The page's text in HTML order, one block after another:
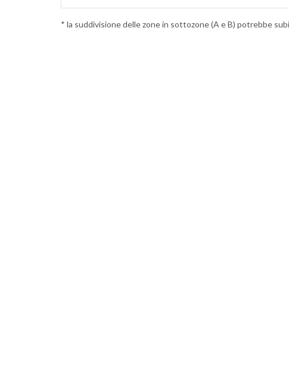
* la suddivisione delle zone in sottozone (A e B) potrebbe